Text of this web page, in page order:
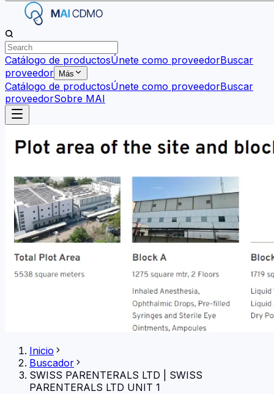
Catálogo de productosÚnete como proveedorBuscar
proveedor
Más
Catálogo de productosÚnete como proveedorBuscar
proveedorSobre MAI
Inicio
Buscador
SWISS PARENTERALS LTD
SWISS
PARENTERALS LTD UNIT 1